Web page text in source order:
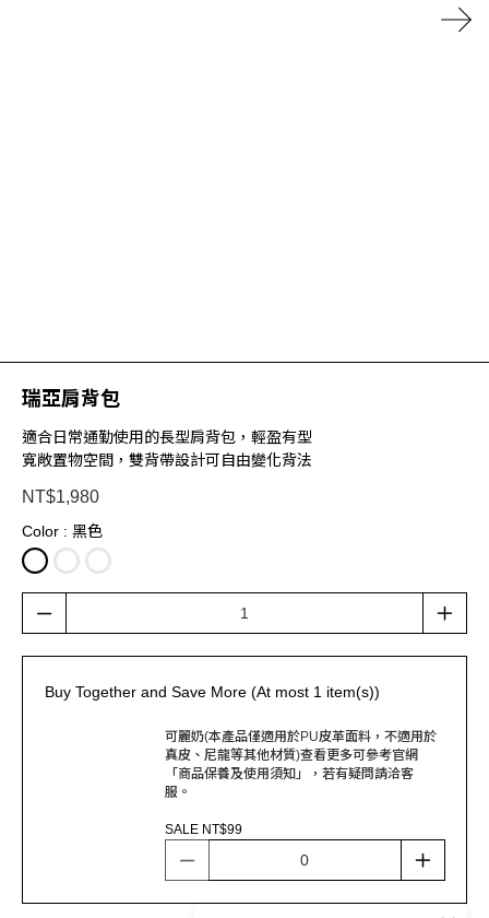
瑞亞肩背包
適合日常通勤使用的長型肩背包，輕盈有型
寬敞置物空間，雙背帶設計可自由變化背法
NT$1,980
Color : 黑色
Buy Together and Save More (At most 1 item(s))
SALE NT$99
可麗奶(本產品僅適用於PU皮革面料，不適用於
真皮、尼龍等其他材質)查看更多可參考官網
「商品保養及使用須知」，若有疑問請洽客
服。